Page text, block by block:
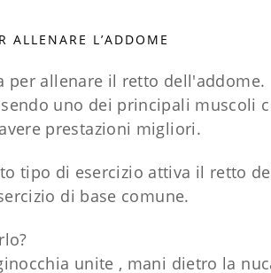
ALLENARE L’ADDOME
per allenare il retto dell'addome.
uno dei principali muscoli
prestazioni migliori.
tipo di esercizio attiva il retto
di base comune.
unite , mani dietro la